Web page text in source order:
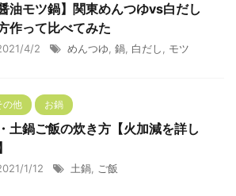
醤油モツ鍋】関東めんつゆvs白だし
作って比べてみた
4/2 めんつゆ 鍋 白だし モツ
の他 お鍋
土鍋ご飯の炊き方【火加減を詳し
1/12 土鍋 ご飯